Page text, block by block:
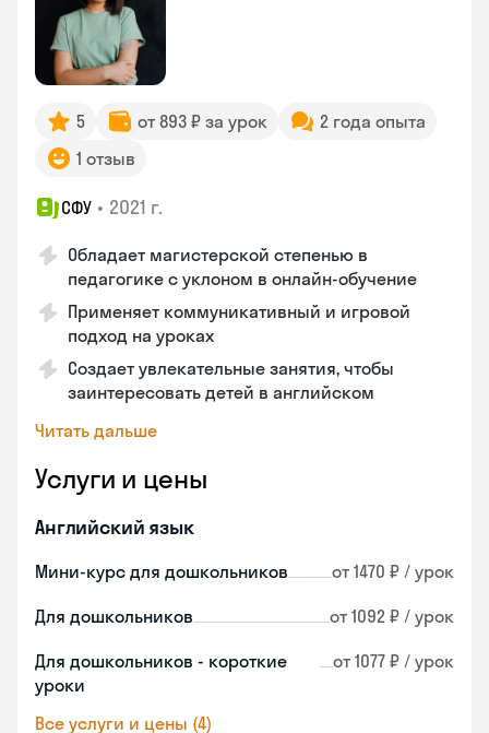
5 от 893 ₽ за урок
2 года опыта
1 отзыв
СФУ • 2021 г.
Обладает магистерской степенью в
педагогике с уклоном в онлайн-обучение
Применяет коммуникативный и игровой
подход на уроках
Создает увлекательные занятия, чтобы
заинтересовать детей в английском
Читать дальше
Услуги и цены
Английский язык
Мини-курс для дошкольников от 1470 ₽ / урок
Для дошкольников от 1092 ₽ / урок
Для дошкольников - короткие
уроки
от 1077 ₽ / урок
Все услуги и цены (4)